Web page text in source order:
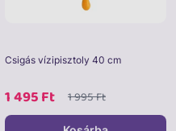
Csigás vízipisztoly 40 cm
1 495 Ft 1 995 Ft